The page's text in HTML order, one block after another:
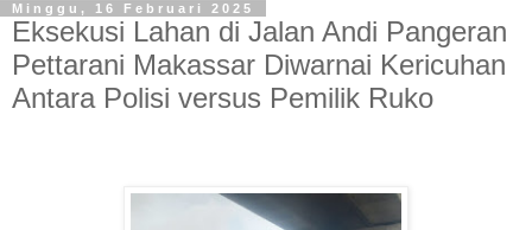
Minggu, 16 Februari 2025
Eksekusi Lahan di Jalan Andi Pangeran
Pettarani Makassar Diwarnai Kericuhan
Antara Polisi versus Pemilik Ruko